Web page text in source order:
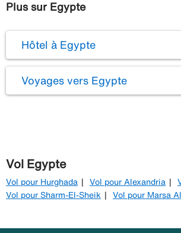
Plus sur Egypte
Hôtel à Egypte
Voyages vers Egypte
Vol Egypte
Vol pour Hurghada Vol pour Alexandria
Vol pour Sharm-El-Sheik
Vol pour Marsa